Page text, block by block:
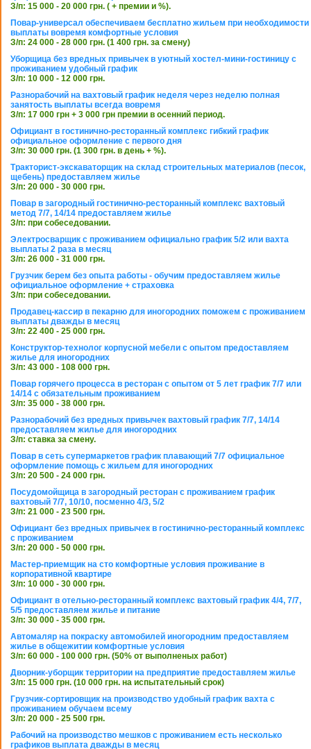
З/п: 15 000 - 20 000 грн. ( + премии и %).
Повар-универсал обеспечиваем бесплатно жильем при необходимости
выплаты вовремя комфортные условия
З/п: 24 000 - 28 000 грн. (1 400 грн. за смену)
Уборщица без вредных привычек в уютный хостел-мини-гостиницу с
проживанием удобный график
З/п: 10 000 - 12 000 грн.
Разнорабочий на вахтовый график неделя через неделю полная
занятость выплаты всегда вовремя
З/п: 17 000 грн + 3 000 грн премии в осенний период.
Официант в гостинично-ресторанный комплекс гибкий график
официальное оформление с первого дня
З/п: 30 000 грн. (1 300 грн. в день + %).
Тракторист-экскаваторщик на склад строительных материалов (песок,
щебень) предоставляем жилье
З/п: 20 000 - 30 000 грн.
Повар в загородный гостинично-ресторанный комплекс вахтовый
метод 7/7, 14/14 предоставляем жилье
З/п: при собеседовании.
Электросварщик с проживанием официально график 5/2 или вахта
выплаты 2 раза в месяц
З/п: 26 000 - 31 000 грн.
Грузчик берем без опыта работы - обучим предоставляем жилье
официальное оформление + страховка
З/п: при собеседовании.
Продавец-кассир в пекарню для иногородних поможем с проживанием
выплаты дважды в месяц
З/п: 22 400 - 25 000 грн.
Конструктор-технолог корпусной мебели с опытом предоставляем
жилье для иногородних
З/п: 43 000 - 108 000 грн.
Повар горячего процесса в ресторан с опытом от 5 лет график 7/7 или
14/14 с обязательным проживанием
З/п: 35 000 - 38 000 грн.
Разнорабочий без вредных привычек вахтовый график 7/7, 14/14
предоставляем жилье для иногородних
З/п: ставка за смену.
Повар в сеть супермаркетов график плавающий 7/7 официальное
оформление помощь с жильем для иногородних
З/п: 20 500 - 24 000 грн.
Посудомойщица в загородный ресторан с проживанием график
вахтовый 7/7, 10/10, посменно 4/3, 5/2
З/п: 21 000 - 23 500 грн.
Официант без вредных привычек в гостинично-ресторанный комплекс
с проживанием
З/п: 20 000 - 50 000 грн.
Мастер-приемщик на сто комфортные условия проживание в
корпоративной квартире
З/п: 10 000 - 30 000 грн.
Официант в отельно-ресторанный комплекс вахтовый график 4/4, 7/7,
5/5 предоставляем жилье и питание
З/п: 30 000 - 35 000 грн.
Автомаляр на покраску автомобилей иногородним предоставляем
жилье в общежитии комфортные условия
З/п: 60 000 - 100 000 грн. (50% от выполненых работ)
Дворник-уборщик территории на предприятие предоставляем жилье
З/п: 15 000 грн. (10 000 грн. на испытательный срок)
Грузчик-сортировщик на производство удобный график вахта с
проживанием обучаем всему
З/п: 20 000 - 25 500 грн.
Рабочий на производство мешков с проживанием есть несколько
графиков выплата дважды в месяц